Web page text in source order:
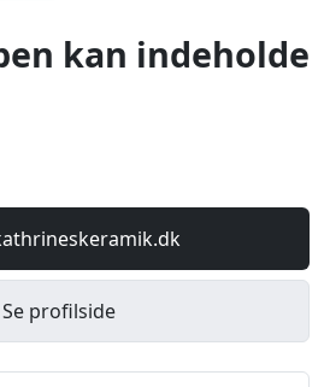
kan indeholde
Se profilside